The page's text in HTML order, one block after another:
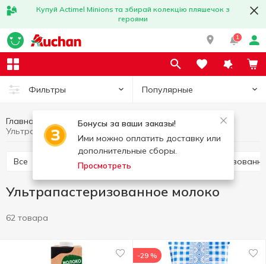
Купуй Actimel Minions та збирай колекцію пляшечок з
героями
1
Фильтры Популярные
Бонусы за ваши заказы!
Ими можно оплатить доставку или
дополнительные сборы.
Просмотреть
Главная Яйца и молочные продукты
Молоко
Все Ультрапастеризованное молоко
Ультрапастеризованное молоко
62 товара
-29 %